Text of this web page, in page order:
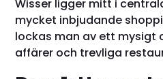
Wisser ligger mitt i
mycket inbjudande
lockas man av ett mysigt
affärer och trevliga